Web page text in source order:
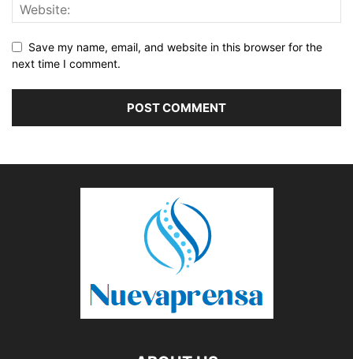
Save my name, email, and website in this browser for the
next time I comment.